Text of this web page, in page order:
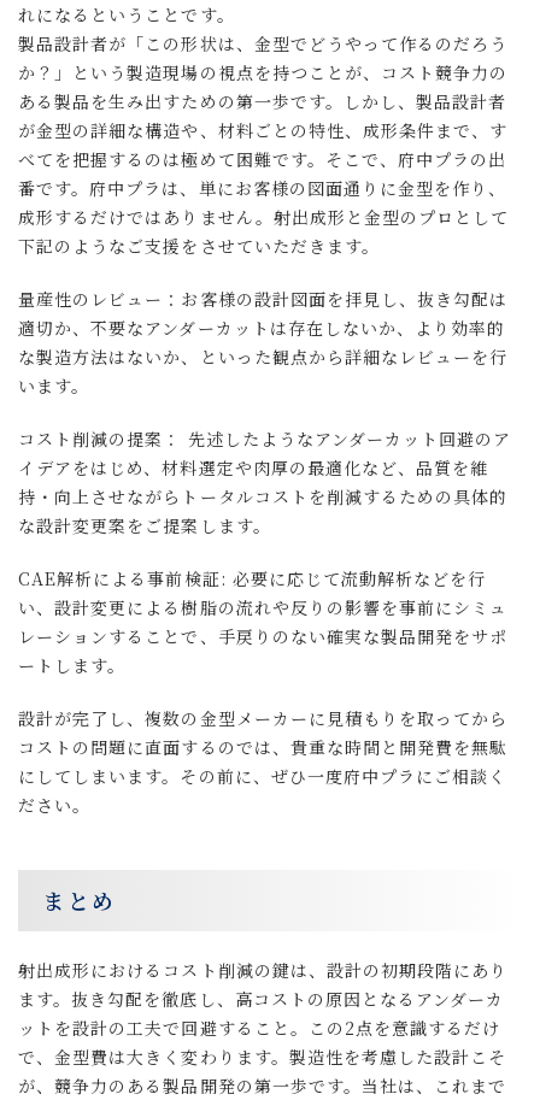
れになるということです。
製品設計者が「この形状は、金型でどうやって作るのだろう
か？」という製造現場の視点を持つことが、コスト競争力の
ある製品を生み出すための第一歩です。しかし、製品設計者
が金型の詳細な構造や、材料ごとの特性、成形条件まで、す
べてを把握するのは極めて困難です。そこで、府中プラの出
番です。府中プラは、単にお客様の図面通りに金型を作り、
成形するだけではありません。射出成形と金型のプロとして
下記のようなご支援をさせていただきます。
量産性のレビュー：お客様の設計図面を拝見し、抜き勾配は
適切か、不要なアンダーカットは存在しないか、より効率的
な製造方法はないか、といった観点から詳細なレビューを行
います。
コスト削減の提案： 先述したようなアンダーカット回避のア
イデアをはじめ、材料選定や肉厚の最適化など、品質を維
持・向上させながらトータルコストを削減するための具体的
な設計変更案をご提案します。
CAE解析による事前検証: 必要に応じて流動解析などを行
い、設計変更による樹脂の流れや反りの影響を事前にシミュ
レーションすることで、手戻りのない確実な製品開発をサポ
ートします。
設計が完了し、複数の金型メーカーに見積もりを取ってから
コストの問題に直面するのでは、貴重な時間と開発費を無駄
にしてしまいます。その前に、ぜひ一度府中プラにご相談く
ださい。
まとめ
射出成形におけるコスト削減の鍵は、設計の初期段階にあり
ます。抜き勾配を徹底し、高コストの原因となるアンダーカ
ットを設計の工夫で回避すること。この2点を意識するだけ
で、金型費は大きく変わります。製造性を考慮した設計こそ
が、競争力のある製品開発の第一歩です。当社は、これまで